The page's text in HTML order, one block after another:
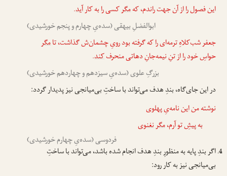
این فصول را از آن جهت راندم، کهمگرکسی را به کارآید.
ابوالفضلِ بیهقی (سده‌یِ چهارم و پنجم خورشیدی)
جعفر شب‌کلاهِ ترمه‌ای را که گرفته بود رویِ چشمان‌ش گذاشت، تامگر
حواسِ خود را از تنِ نیمه‌جانِ دهاتی منحرفکند.
بزرگِ علوی (سده‌یِ سیزدهم و چهاردهم خورشیدی)
در این جای‌گاه، بندِ هدف می‌تواند با ساختِ بی‌میانجی نیز پدیدار گردد:
نوشته من این نامه‌یِ پهلوی
به پیشِ تو آرم،مگرنغنوی
فردوسی (سده‌یِ چهارم خورشیدی)
اگر بندِ پایه به منظورِ بندِ هدف انجام شده باشد، می‌تواند با ساختِ
بی‌میانجی نیز به کار رود: